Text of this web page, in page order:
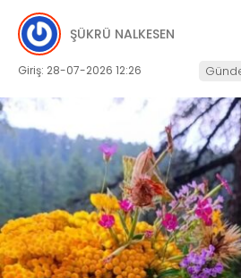
ŞÜKRÜ NALKESEN
Giriş: 28-07-2026 12:26